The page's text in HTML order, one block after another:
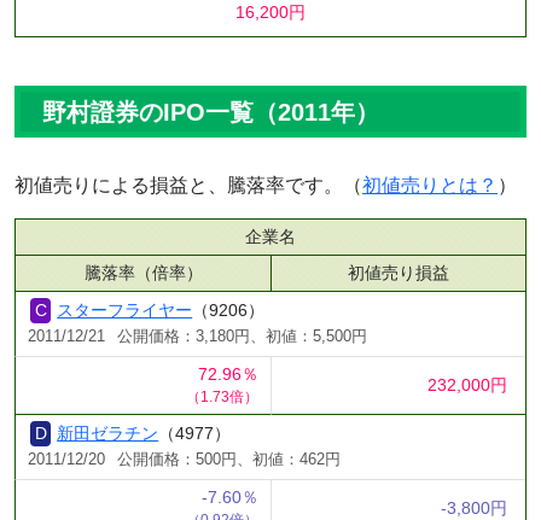
16,200円
野村證券のIPO一覧（2011年）
初値売りによる損益と、騰落率です。（初値売りとは？ ）
企業名
騰落率（倍率）
初値売り損益
スターフライヤー （9206）
2011/12/21 公開価格：3,180円、初値：5,500円
72.96％
（1.73倍）
232,000円
新田ゼラチン （4977）
2011/12/20 公開価格：500円、初値：462円
-7.60％
-3,800円